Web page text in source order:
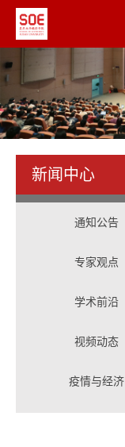
新闻中心
通知公告
专家观点
学术前沿
视频动态
疫情与经济